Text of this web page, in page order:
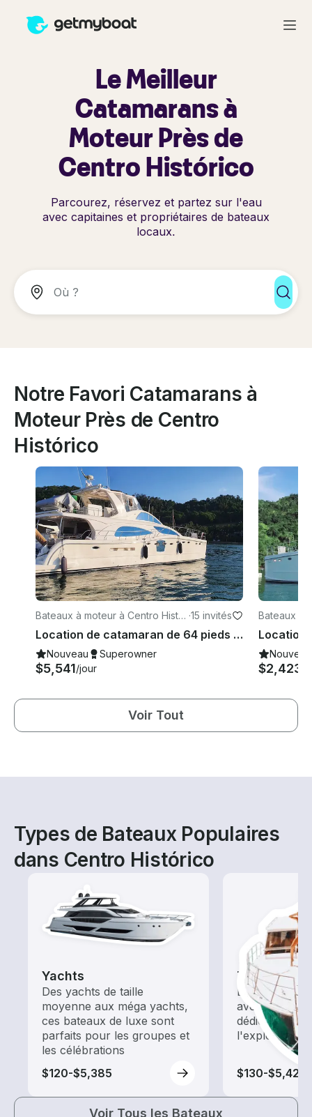
Le Meilleur
Catamarans à
Moteur Près de
Centro Histórico
Parcourez, réservez et partez sur l'eau
avec capitaines et propriétaires de bateaux
locaux.
Notre Favori Catamarans à
Moteur Près de Centro
Histórico
Bateaux à moteur à Centro Histór
ico
·15 invités
Location de catamaran de 64 pieds à Paraty, Brésil
Nouveau Superowner
$5,541/jour
Bateaux à
ico
Nouveau
$2,423
Voir Tout
Types de Bateaux Populaires
dans Centro Histórico
Yachts
Des yachts de taille
moyenne aux méga yachts,
ces bateaux de luxe sont
parfaits pour les groupes et
les célébrations
$120-$5,385
Tours
Explorez les
avec une
dédiée au
l'exploration
$130-$5,425
Voir Tous les Bateaux